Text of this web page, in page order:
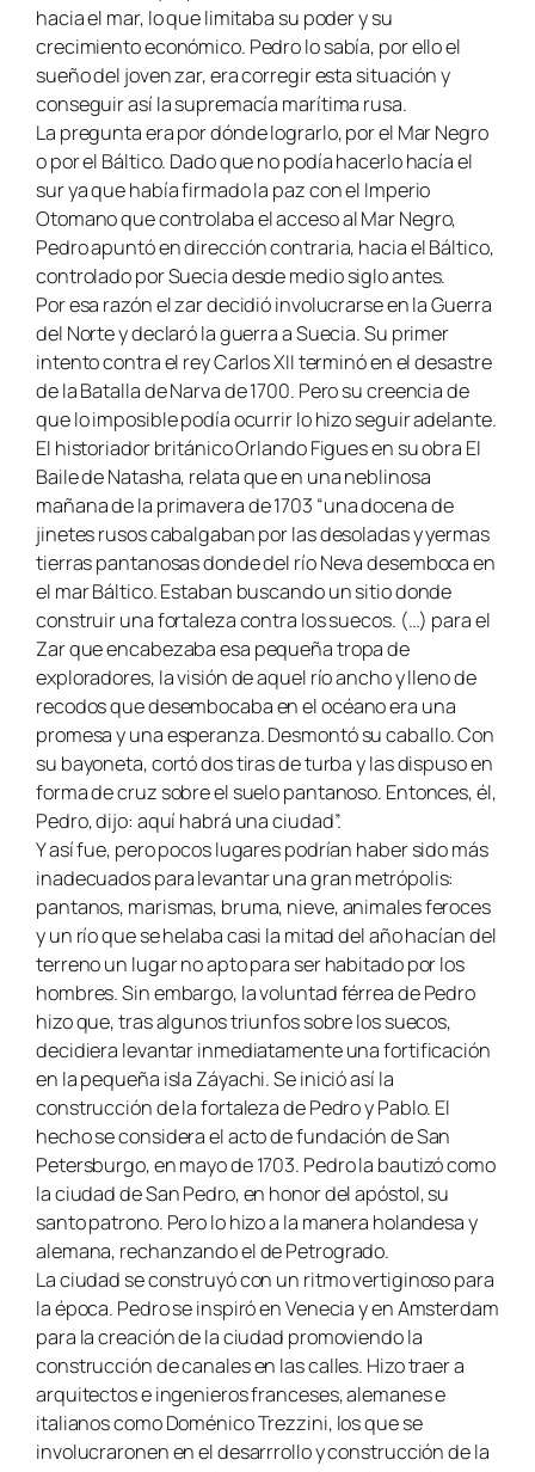
hacia el mar, lo que limitaba su poder y su
crecimiento económico. Pedro lo sabía, por ello el
sueño del joven zar, era corregir esta situación y
conseguir así la supremacía marítima rusa.
La pregunta era por dónde lograrlo, por el Mar Negro
o por el Báltico. Dado que no podía hacerlo hacía el
sur ya que había firmado la paz con el Imperio
Otomano que controlaba el acceso al Mar Negro,
Pedro apuntó en dirección contraria, hacia el Báltico,
controlado por Suecia desde medio siglo antes.
Por esa razón el zar decidió involucrarse en la Guerra
del Norte y declaró la guerra a Suecia. Su primer
intento contra el rey Carlos XII terminó en el desastre
de la Batalla de Narva de 1700. Pero su creencia de
que lo imposible podía ocurrir lo hizo seguir adelante.
El historiador británico Orlando Figues en su obra El
Baile de Natasha, relata que en una neblinosa
mañana de la primavera de 1703 “una docena de
jinetes rusos cabalgaban por las desoladas y yermas
tierras pantanosas donde del río Neva desemboca en
el mar Báltico. Estaban buscando un sitio donde
construir una fortaleza contra los suecos. (…) para el
Zar que encabezaba esa pequeña tropa de
exploradores, la visión de aquel río ancho y lleno de
recodos que desembocaba en el océano era una
promesa y una esperanza. Desmontó su caballo. Con
su bayoneta, cortó dos tiras de turba y las dispuso en
forma de cruz sobre el suelo pantanoso. Entonces, él,
Pedro, dijo: aquí habrá una ciudad”.
Y así fue, pero pocos lugares podrían haber sido más
inadecuados para levantar una gran metrópolis:
pantanos, marismas, bruma, nieve, animales feroces
y un río que se helaba casi la mitad del año hacían del
terreno un lugar no apto para ser habitado por los
hombres. Sin embargo, la voluntad férrea de Pedro
hizo que, tras algunos triunfos sobre los suecos,
decidiera levantar inmediatamente una fortificación
en la pequeña isla Záyachi. Se inició así la
construcción de la fortaleza de Pedro y Pablo. El
hecho se considera el acto de fundación de San
Petersburgo, en mayo de 1703. Pedro la bautizó como
la ciudad de San Pedro, en honor del apóstol, su
santo patrono. Pero lo hizo a la manera holandesa y
alemana, rechanzando el de Petrogrado.
La ciudad se construyó con un ritmo vertiginoso para
la época. Pedro se inspiró en Venecia y en Amsterdam
para la creación de la ciudad promoviendo la
construcción de canales en las calles. Hizo traer a
arquitectos e ingenieros franceses, alemanes e
italianos como Doménico Trezzini, los que se
involucraronen en el desarrrollo y construcción de la